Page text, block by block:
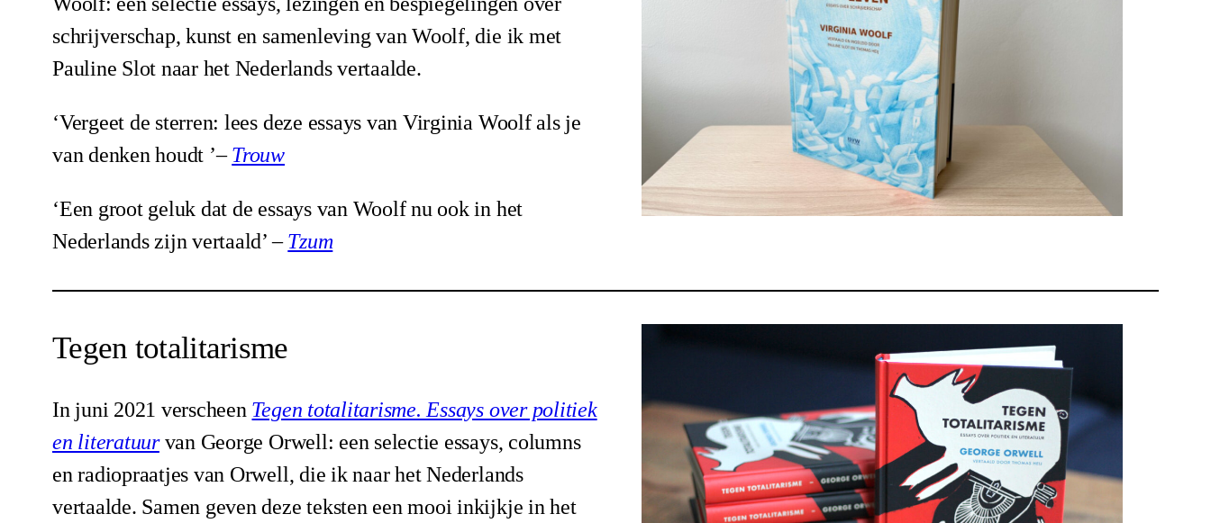
schrijverschap, kunst en samenleving van Woolf, die ik met
Pauline Slot naar het Nederlands vertaalde.
‘Vergeet de sterren: lees deze essays van Virginia Woolf als je
van denken houdt ’–Trouw
‘Een groot geluk dat de essays van Woolf nu ook in het
Nederlands zijn vertaald’ –Tzum
Tegen totalitarisme
In juni 2021 verscheen Tegen totalitarisme. Essays over politiek
en literatuurvan George Orwell: een selectie essays, columns
en radiopraatjes van Orwell, die ik naar het Nederlands
vertaalde. Samen geven deze teksten een mooi inkijkje in het